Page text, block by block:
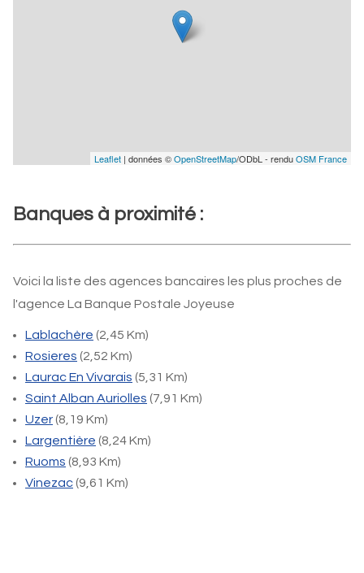
Leaflet | données ©OpenStreetMap/ODbL - renduOSM France
Banques à proximité :
Voici la liste des agences bancaires les plus proches de
l'agence La Banque Postale Joyeuse
Lablachère (2,45 Km)
Rosieres (2,52 Km)
Laurac En Vivarais (5,31 Km)
Saint Alban Auriolles (7,91 Km)
Uzer(8,19 Km)
Largentière (8,24 Km)
Ruoms (8,93 Km)
Vinezac(9,61 Km)